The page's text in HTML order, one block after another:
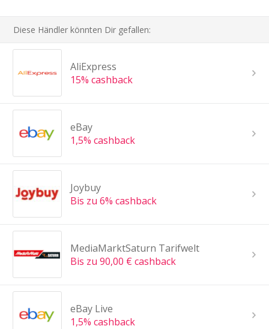
Diese Händler könnten Dir gefallen:
AliExpress
15% cashback
eBay
1,5% cashback
Joybuy
Bis zu 6% cashback
MediaMarktSaturn Tarifwelt
Bis zu 90,00 € cashback
eBay Live
1,5% cashback